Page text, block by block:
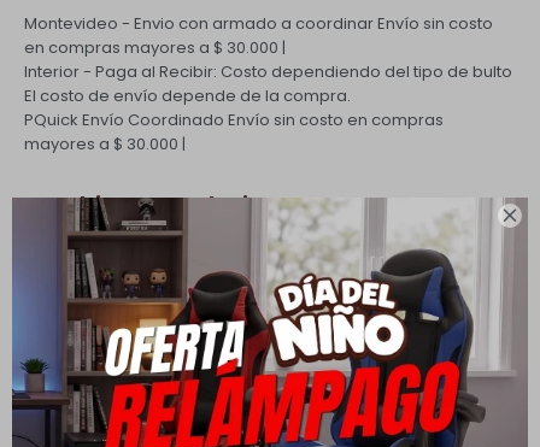

Montevideo - Envio con armado a coordinarEnvío sin costo
en compras mayores a $ 30.000 |
Interior - Paga al Recibir: Costo dependiendo del tipo de bulto
El costo de envío depende de la compra.
PQuick Envío Coordinado Envío sin costo en compras
mayores a $ 30.000 |
Cambios y Devoluciones
Todas las compras realizadas tienen un plazo de 5 días para
su cambio.
Ver mas
Medios de pago